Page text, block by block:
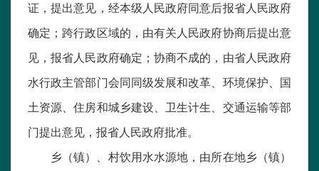
证，提出意见，经本级人民政府同意后报省人民政府
确定；跨行政区域的，由有关人民政府协商后提出意
见，报省人民政府确定；协商不成的，由省人民政府
水行政主管部门会同同级发展和改革、环境保护、国
土资源、住房和城乡建设、卫生计生、交通运输等部
门提出意见，报省人民政府批准。
乡（镇）、村饮用水水源地，由所在地乡（镇）